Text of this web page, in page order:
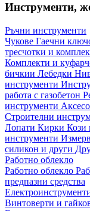
Инструменти,
Ръчни инструменти
Чукове Гаечни
тресчотки и
Комплекти и
бичкии Лебедки
инструменти
работа с газобетон
инструменти
Строителни
Лопати Кирки Кози
инструменти
силикон и други
Работно облекло
Работно облекло
предпазни средства
Винтоверти и